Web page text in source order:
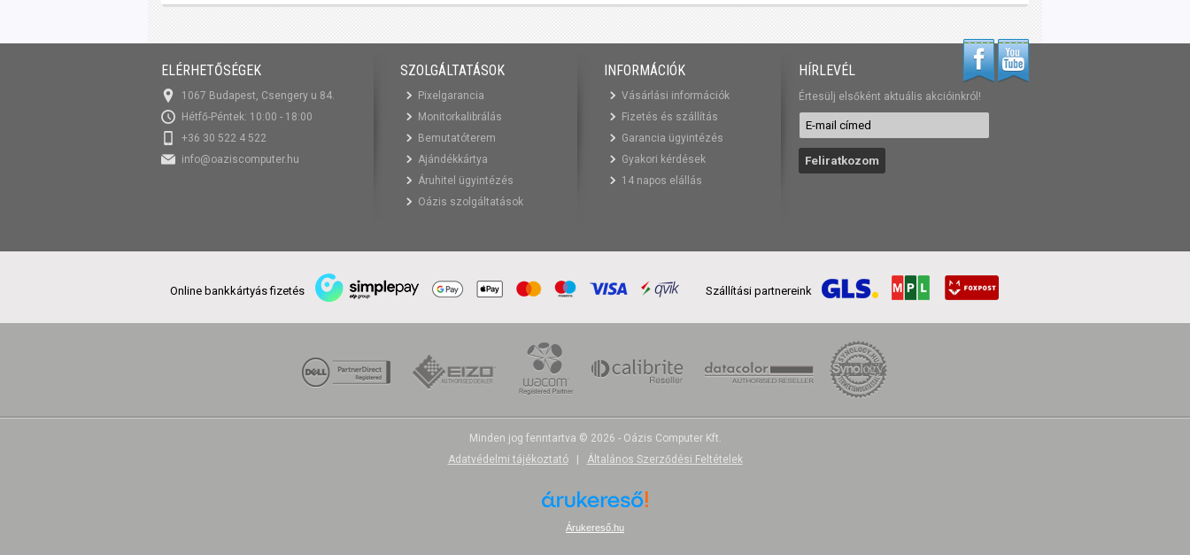
ELÉRHETŐSÉGEK
1067 Budapest, Csengery u 84.
Hétfő-Péntek: 10:00 - 18:00
+36 30 522 4 522
info@oaziscomputer.hu
SZOLGÁLTATÁSOK
Pixelgarancia
Monitorkalibrálás
Bemutatóterem
Ajándékkártya
Áruhitel ügyintézés
Oázis szolgáltatások
INFORMÁCIÓK
Vásárlási információk
Fizetés és szállítás
Garancia ügyintézés
Gyakori kérdések
14 napos elállás
HÍRLEVÉL
Értesülj elsőként aktuális akcióinkról!
Online bankkártyás fizetés Szállítási partnereink
Minden jog fenntartva © 2026 - Oázis Computer Kft.
Adatvédelmi tájékoztató
Általános Szerződési Feltételek
Árukereső.hu